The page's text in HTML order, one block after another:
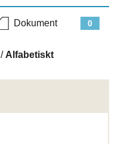
0
Dokument
/ Alfabetiskt